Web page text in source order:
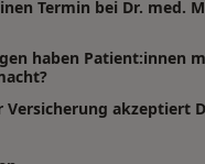
Termin bei Dr. med.
haben Patient:innen
Versicherung akzeptiert